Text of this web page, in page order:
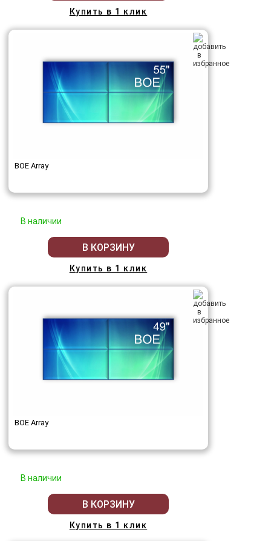
Купить в 1 клик
BOE Array
В наличии
В КОРЗИНУ
Купить в 1 клик
BOE Array
В наличии
В КОРЗИНУ
Купить в 1 клик